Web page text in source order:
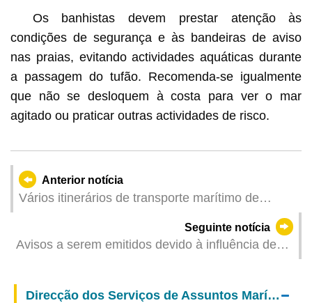
Os banhistas devem prestar atenção às
condições de segurança e às bandeiras de aviso
nas praias, evitando actividades aquáticas durante
a passagem do tufão. Recomenda-se igualmente
que não se desloquem à costa para ver o mar
agitado ou praticar outras actividades de risco.
Anterior notícia
Vários itinerários de transporte marítimo de
Seguinte notícia
Avisos a serem emitidos devido à influência de
Direcção dos Serviços de Assuntos Marítimos e de Água